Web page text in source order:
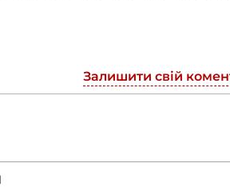
Залишити свій